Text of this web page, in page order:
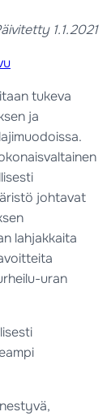
1.1.2021
tukeva
ja
johtavat
lahjakkaita
uran